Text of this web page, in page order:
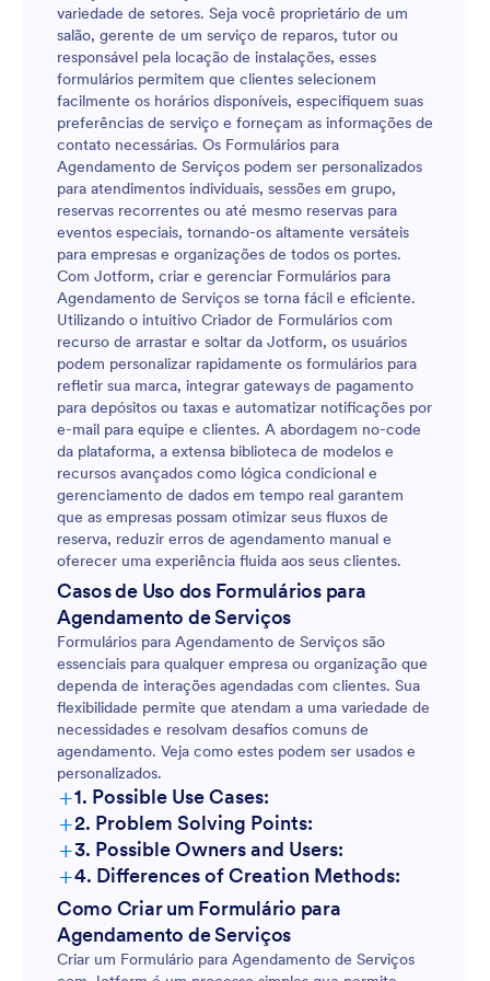
segura, protegida pela conformidade com a HIPAA
se você tem um plano atualizado ou através de
nosso Programa de Assistência no Combate ao
Coronavírus. Ajude a combater o coronavírus
através do nosso Formulário de Consentimento para
Teste de Anticorpos da COVID-19!
variedade de setores. Seja você proprietário de um
salão, gerente de um serviço de reparos, tutor ou
responsável pela locação de instalações, esses
formulários permitem que clientes selecionem
facilmente os horários disponíveis, especifiquem suas
preferências de serviço e forneçam as informações de
contato necessárias. Os Formulários para
Agendamento de Serviços podem ser personalizados
para atendimentos individuais, sessões em grupo,
reservas recorrentes ou até mesmo reservas para
eventos especiais, tornando-os altamente versáteis
para empresas e organizações de todos os portes.
Com Jotform, criar e gerenciar Formulários para
Agendamento de Serviços se torna fácil e eficiente.
Utilizando o intuitivo Criador de Formulários com
recurso de arrastar e soltar da Jotform, os usuários
podem personalizar rapidamente os formulários para
refletir sua marca, integrar gateways de pagamento
para depósitos ou taxas e automatizar notificações por
e-mail para equipe e clientes. A abordagem no-code
da plataforma, a extensa biblioteca de modelos e
recursos avançados como lógica condicional e
gerenciamento de dados em tempo real garantem
que as empresas possam otimizar seus fluxos de
reserva, reduzir erros de agendamento manual e
oferecer uma experiência fluida aos seus clientes.
Casos de Uso dos Formulários para
Agendamento de Serviços
Formulários para Agendamento de Serviços são
essenciais para qualquer empresa ou organização que
dependa de interações agendadas com clientes. Sua
flexibilidade permite que atendam a uma variedade de
necessidades e resolvam desafios comuns de
agendamento. Veja como estes podem ser usados e
personalizados.
+1. Possible Use Cases:
+2. Problem Solving Points:
+3. Possible Owners and Users:
+4. Differences of Creation Methods:
Como Criar um Formulário para
Agendamento de Serviços
Criar um Formulário para Agendamento de Serviços